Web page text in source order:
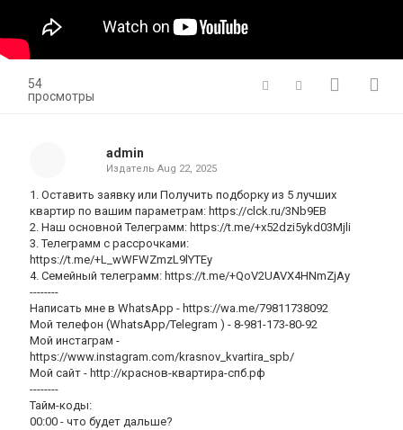
54
просмотры
admin
Издатель Aug 22, 2025
1. Оставить заявку или Получить подборку из 5 лучших
квартир по вашим параметрам: https://clck.ru/3Nb9EB
2. Наш основной Телеграмм: https://t.me/+x52dzi5ykd03Mjli
3. Телеграмм с рассрочками:
https://t.me/+L_wWFWZmzL9lYTEy
4. Семейный телеграмм: https://t.me/+QoV2UAVX4HNmZjAy
--------
Написать мне в WhatsApp - https://wa.me/79811738092
Мой телефон (WhatsApp/Telegram ) - 8-981-173-80-92
Мой инстаграм -
https://www.instagram.com/krasnov_kvartira_spb/
Мой сайт - http://краснов-квартира-спб.рф
--------
Тайм-коды:
00:00 - что будет дальше?